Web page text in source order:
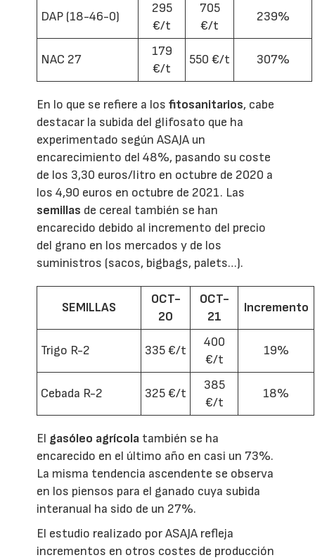
DAP (18-46-0)
295
€/t
705
€/t
239%
NAC 27
179
€/t
550 €/t 307%
En lo que se refiere a losfitosanitarios, cabe
destacar la subida del glifosato que ha
experimentado según ASAJA un
encarecimiento del 48%, pasando su coste
de los 3,30 euros/litro en octubre de 2020 a
los 4,90 euros en octubre de 2021. Las
semillas de cereal también se han
encarecido debido al incremento del precio
del grano en los mercados y de los
suministros (sacos, bigbags, palets…).
SEMILLAS
OCT-
20
OCT-
21
Incremento
Trigo R-2 335 €/t
400
€/t
19%
Cebada R-2 325 €/t
385
€/t
18%
El gasóleo agrícola también se ha
encarecido en el último año en casi un 73%.
La misma tendencia ascendente se observa
en los piensos para el ganado cuya subida
interanual ha sido de un 27%.
El estudio realizado por ASAJA refleja
incrementos en otros costes de producción